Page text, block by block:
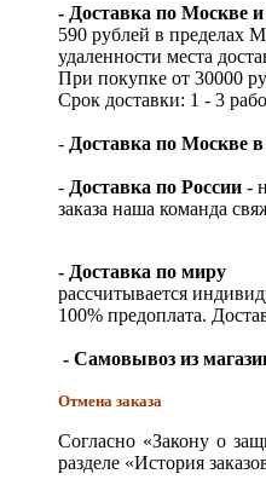
- Доставка по Москве
590 рублей в пределах
удаленности места
При покупке от 30000
Срок доставки: 1 - 3
- Доставка по Москве в
- Доставка по России -
заказа наша команда
- Доставка по миру
рассчитывается
100% предоплата.
- Самовывоз из
Отмена заказа
Согласно «Закону о
разделе «История